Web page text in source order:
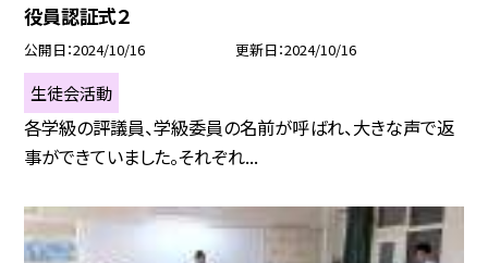
役員認証式２
公開日 2024/10/16 更新日 2024/10/16
生徒会活動
各学級の評議員、学級委員の名前が呼ばれ、大きな声で返
事ができていました。それぞれ...